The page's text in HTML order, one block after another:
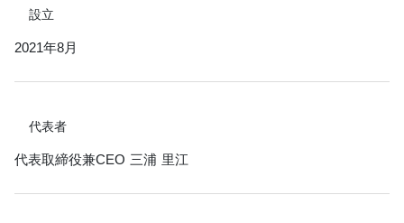
設立
2021年8月
代表者
代表取締役兼CEO 三浦 里江